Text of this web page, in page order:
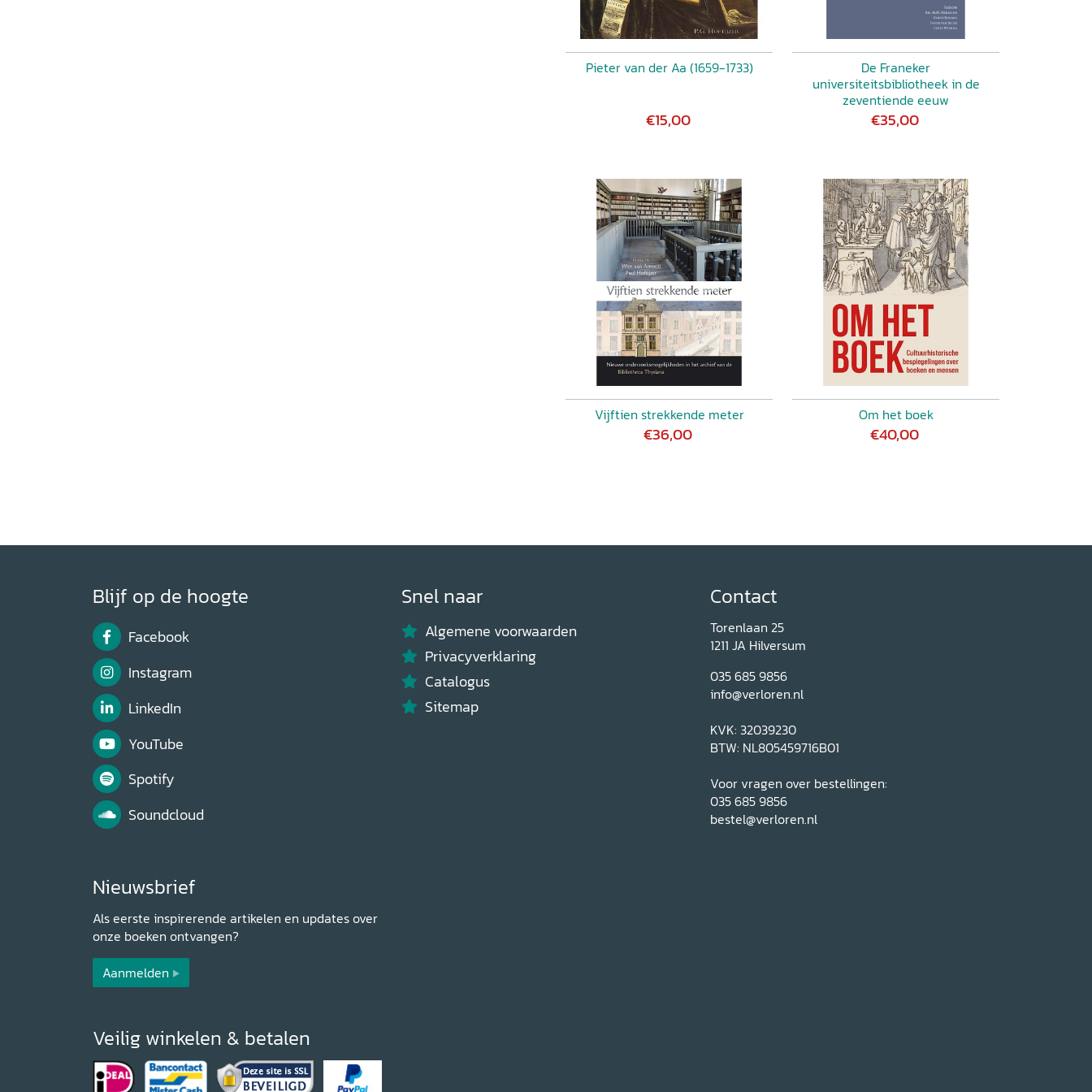
Pieter van der Aa (1659-1733)
€15,00
De Franeker
universiteitsbibliotheek in de
zeventiende eeuw
€35,00
Vijftien strekkende meter
€36,00
Om het boek
€40,00
Blijf op de hoogte
Facebook
Instagram
LinkedIn
YouTube
Spotify
Soundcloud
Nieuwsbrief
Als eerste inspirerende artikelen en updates over
onze boeken ontvangen?
Aanmelden
Snel naar
Algemene voorwaarden
Privacyverklaring
Catalogus
Sitemap
Contact
Torenlaan 25
1211 JA Hilversum
035 685 9856
info@verloren.nl
KVK: 32039230
BTW: NL805459716B01
Voor vragen over bestellingen:
035 685 9856
bestel@verloren.nl
Veilig winkelen & betalen